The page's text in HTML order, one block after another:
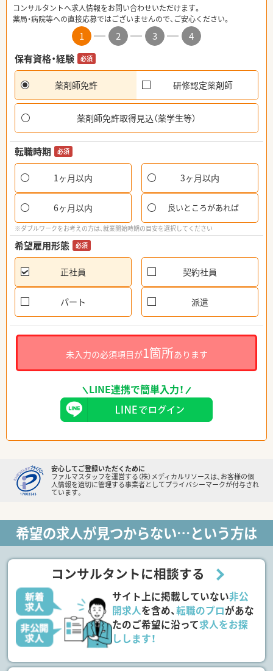
コンサルタントへ求人情報をお問い合わせいただけます。
薬局・病院等への直接応募ではございませんので、ご安心ください。
1 2 3
4
保有資格・経験
必須
薬剤師免許 研修認定薬剤師
薬剤師免許取得見込（薬学生等）
転職時期 必須
1ヶ月以内 3ヶ月以内
6ヶ月以内 良いところがあれば
※ダブルワークをお考えの方は、就業開始時期の目安を選択してください
希望雇用形態 必須
正社員 契約社員
パート 派遣
未入力の必須項目が1箇所あります
LINE連携で簡単入力！
安心してご登録いただくために
ファルマスタッフを運営する（株）メディカルリソースは、お客様の個
人情報を適切に管理する事業者としてプライバシーマークが付与され
ています。
希望の求人が見つからない…という方は
コンサルタントに相談する
サイト上に掲載していない非公
開求人を含め、転職のプロがあな
たのご希望に沿って求人をお探
しします！